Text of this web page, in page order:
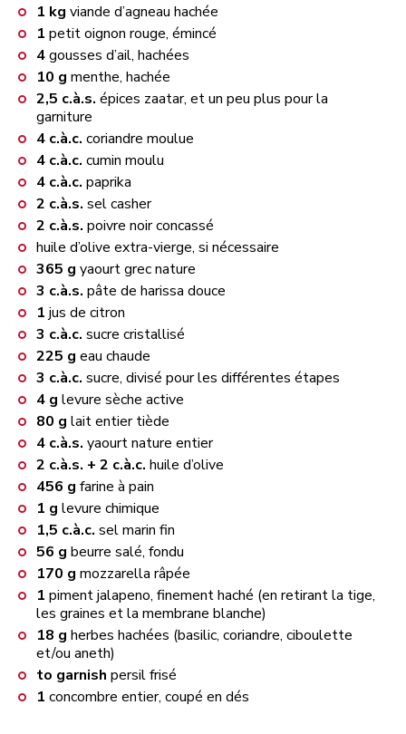
1 kg viande d’agneau hachée
1 petit oignon rouge, émincé
4gousses d’ail, hachées
10 g menthe, hachée
2,5 c.à.s. épices zaatar, et un peu plus pour la
garniture
4 c.à.c. coriandre moulue
4 c.à.c. cumin moulu
4 c.à.c. paprika
2 c.à.s. sel casher
2 c.à.s. poivre noir concassé
huile d’olive extra-vierge, si nécessaire
365 g yaourt grec nature
3 c.à.s. pâte de harissa douce
1 jus de citron
3 c.à.c. sucre cristallisé
225 g eau chaude
3 c.à.c. sucre, divisé pour les différentes étapes
4 g levure sèche active
80 g lait entier tiède
4 c.à.s. yaourt nature entier
2 c.à.s. + 2 c.à.c. huile d’olive
456 g farine à pain
1 g levure chimique
1,5 c.à.c. sel marin fin
56 g beurre salé, fondu
170 g mozzarella râpée
1 piment jalapeno, finement haché (en retirant la tige,
les graines et la membrane blanche)
18 g herbes hachées (basilic, coriandre, ciboulette
et/ou aneth)
to garnish persil frisé
1 concombre entier, coupé en dés